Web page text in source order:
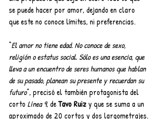
se puede hacer por amor, dejando en claro
que este no conoce límites, ni preferencias.
“El amor no tiene edad. No conoce de sexo,
religión o estatus social. Sólo es una esencia, que
lleva a un encuentro de seres humanos que hablan
de su pasado, planean su presente y recuerdan su
futuro”, precisó el también protagonista del
corto Línea 9, de Tavo Ruiz y que se suma a un
aproximado de 20 cortos y dos largometrajes.